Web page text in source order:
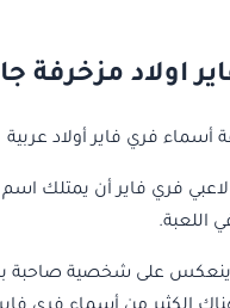
اولاد مزخرفة
أسماء فري فاير أولاد عربية
فري فاير أن يمتلك اسم
اللعبة.
ينعكس على شخصية صاحبة